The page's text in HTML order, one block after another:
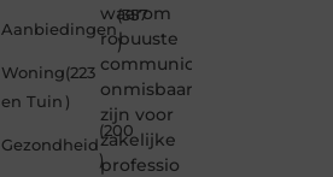
Aanbiedingen
(357
)
Woning
en Tuin
(223
)
Gezondheid
(200
)
waarom
robuuste
communicatiemiddelen
onmisbaar
zijn voor
zakelijke
professio